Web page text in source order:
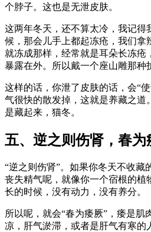
个脖子。这也是无泄皮肤。
这两年冬天，还不算太冷，我记得
候，那会儿手上都起冻疮，我们拿
就冻成那样，经常就是耳朵长冻疮
暴露在外。所以戴一个座山雕那种
这样的话，你泄了皮肤的话，会“
气很快的散发掉，这就是养藏之道
是藏起来，猫冬。
五、逆之则伤肾，春为
“逆之则伤肾”。如果你冬天不收藏
丧失精气呢，就像你一个宿根的植
长的时候，没有动力，没有养分。
所以呢，就会“春为痿厥”，痿是肌
凉，肝气淤滞，或者是肝气有寒的